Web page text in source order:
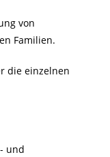
von
Familien.
die einzelnen
und